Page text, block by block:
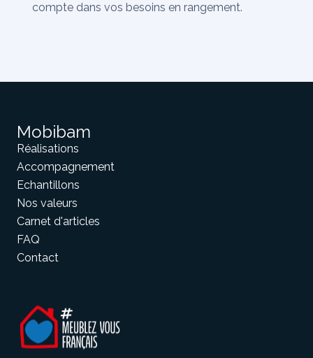
compte dans vos besoins en rangement.
Mobibam
Réalisations
Accompagnement
Echantillons
Nos valeurs
Carnet d'articles
FAQ
Contact